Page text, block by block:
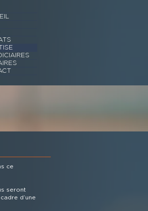
ce
seront
d’une